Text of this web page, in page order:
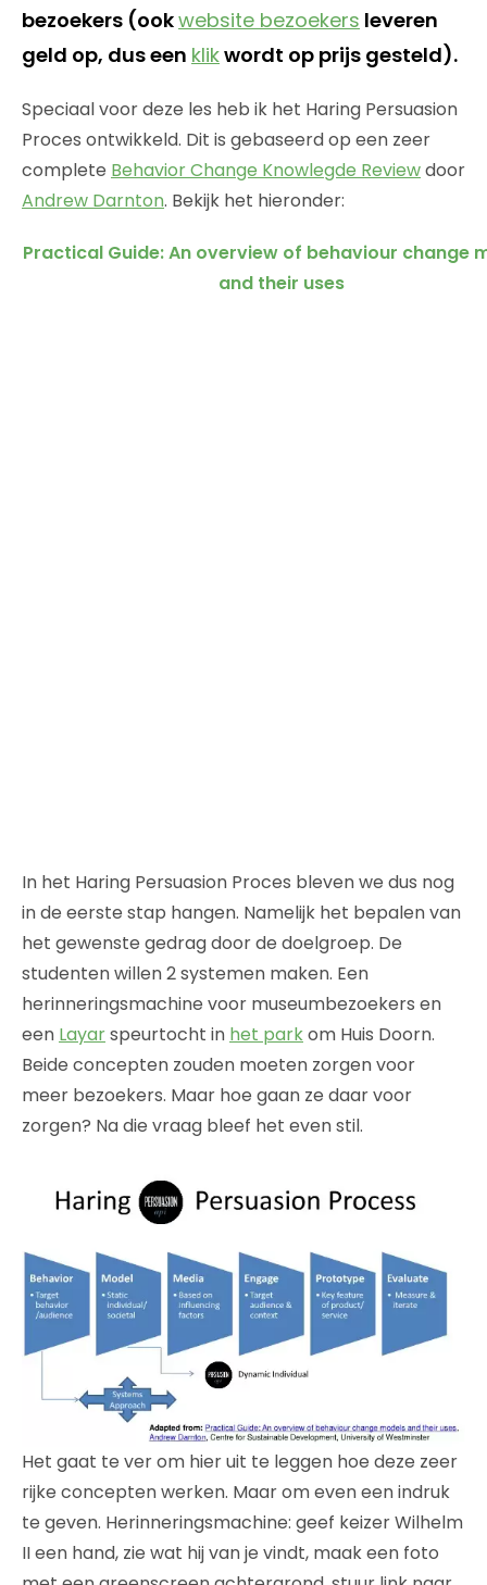
bezoekers (ookwebsite bezoekers leveren
geld op, dus een klikwordt op prijs gesteld).
Speciaal voor deze les heb ik het Haring Persuasion
Proces ontwikkeld. Dit is gebaseerd op een zeer
complete Behavior Change Knowlegde Reviewdoor
Andrew Darnton. Bekijk het hieronder:
Practical Guide: An overview of behaviour change
and their uses
In het Haring Persuasion Proces bleven we dus nog
in de eerste stap hangen. Namelijk het bepalen van
het gewenste gedrag door de doelgroep. De
studenten willen 2 systemen maken. Een
herinneringsmachine voor museumbezoekers en
een Layarspeurtocht in het parkom Huis Doorn.
Beide concepten zouden moeten zorgen voor
meer bezoekers. Maar hoe gaan ze daar voor
zorgen? Na die vraag bleef het even stil.
Het gaat te ver om hier uit te leggen hoe deze zeer
rijke concepten werken. Maar om even een indruk
te geven. Herinneringsmachine: geef keizer Wilhelm
II een hand, zie wat hij van je vindt, maak een foto